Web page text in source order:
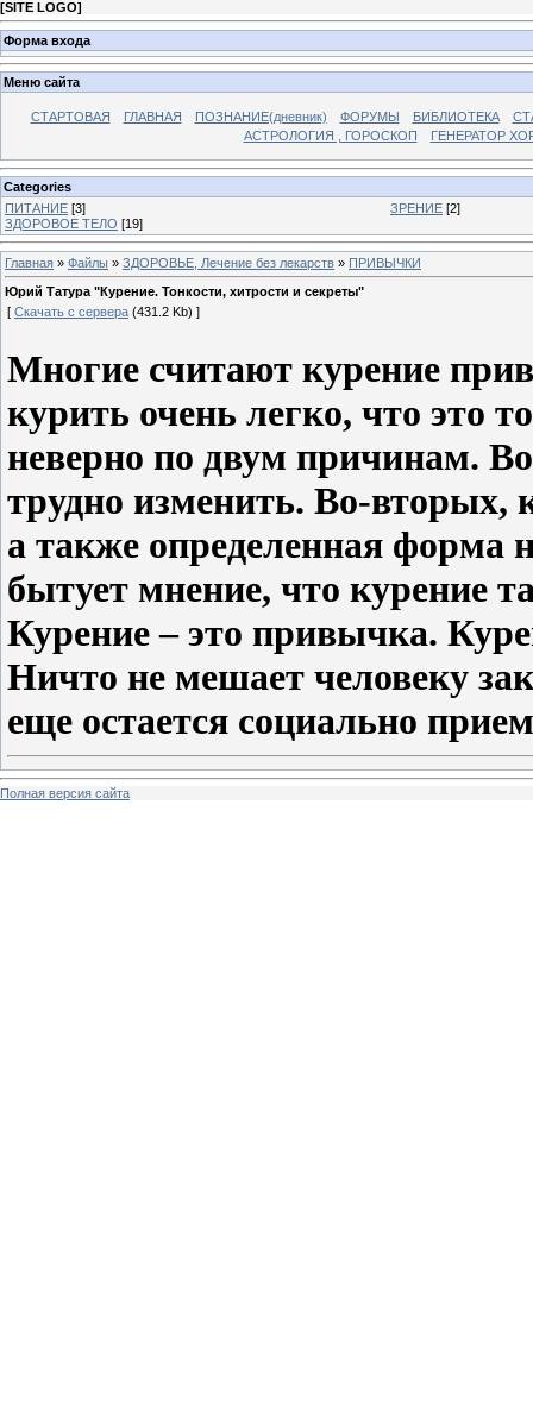
[SITE LOGO]
Форма входа
Меню сайта
СТАРТОВАЯ ГЛАВНАЯ ПОЗНАНИЕ(дневник) ФОРУМЫ БИБЛИОТЕКА
АСТРОЛОГИЯ , ГОРОСКОП
ГЕНЕРАТОР
Categories
ПИТАНИЕ [3] ЗРЕНИЕ [2]
ЗДОРОВОЕ ТЕЛО [19]
Главная » Файлы » ЗДОРОВЬЕ, Лечение без лекарств » ПРИВЫЧКИ
Юрий Татура "Курение. Тонкости, хитрости и секреты"
[ Скачать с сервера (431.2 Kb) ]
Многие считают курение
курить очень легко, что это
неверно по двум причинам.
трудно изменить. Во-вторых,
а также определенная форма
бытует мнение, что курение
Курение – это привычка.
Ничто не мешает человеку
еще остается социально
Полная версия сайта